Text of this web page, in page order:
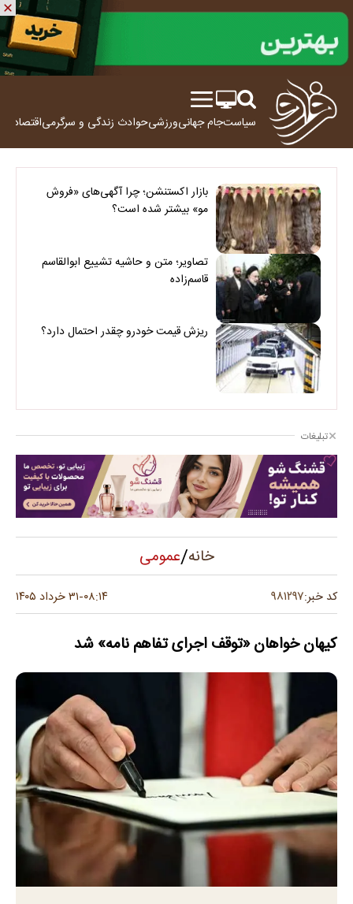
سیاستجام جهانیورزشیحوادث زندگی و سرگرمیاقتصاد
بازار اکستنشن؛ چرا آگهی‌های «فروش
مو» بیشتر شده است؟
تصاویر؛ متن و حاشیه تشییع ابوالقاسم
قاسم‌زاده
ریزش قیمت خودرو چقدر احتمال دارد؟
تبلیغات
خانه/عمومی
کد خبر:۹۸۱۲۹۷ ۰۸:۱۴-۳۱ خرداد ۱۴۰۵
کیهان خواهان «توقف اجرای تفاهم نامه» شد